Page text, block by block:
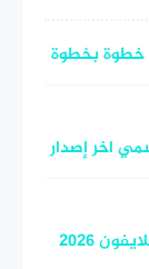
سناب شات – تنزيل Snapchat iOS مجانًا للايفون 2026